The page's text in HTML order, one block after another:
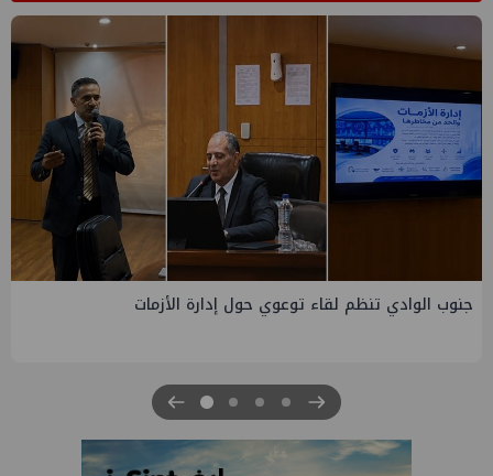
التخطيط والبترول يبحثان جهود تحقيق أمن الطاقة ضمن خطة